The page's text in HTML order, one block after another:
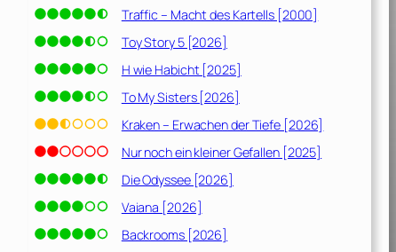
Traffic – Macht des Kartells [2000]
Toy Story 5 [2026]
H wie Habicht [2025]
To My Sisters [2026]
Kraken – Erwachen der Tiefe [2026]
Nur noch ein kleiner Gefallen [2025]
Die Odyssee [2026]
Vaiana [2026]
Backrooms [2026]